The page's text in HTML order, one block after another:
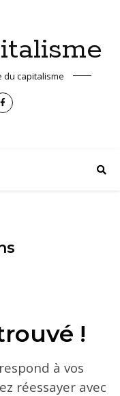
du capitalisme
!
à vos
réessayer avec